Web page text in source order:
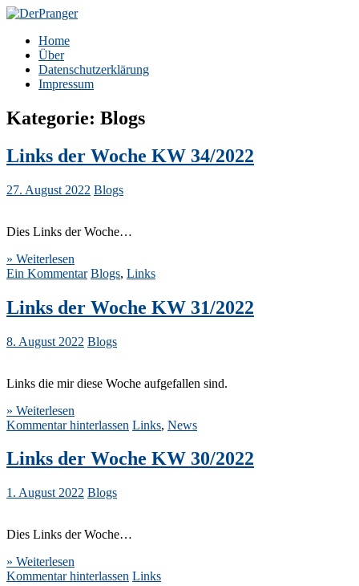
Zum
springen
DerPranger
Finanzen, Freiheit, Prangerei
Home
Über
Datenschutzerklärung
Impressum
Kategorie: Blogs
Links der Woche KW 34/2022
27. August 2022 Blogs
Dies Links der Woche…
» Weiterlesen
Ein Kommentar Blogs, Links
Links der Woche KW 31/2022
8. August 2022 Blogs
Links die mir diese Woche aufgefallen sind.
» Weiterlesen
Kommentar hinterlassen Links, News
Links der Woche KW 30/2022
1. August 2022 Blogs
Dies Links der Woche…
» Weiterlesen
Kommentar hinterlassen Links